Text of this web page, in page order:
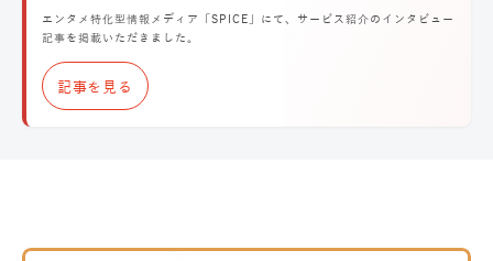
エンタメ特化型情報メディア「SPICE」にて、サービス紹介のインタビュー
記事を掲載いただきました。
記事を見る